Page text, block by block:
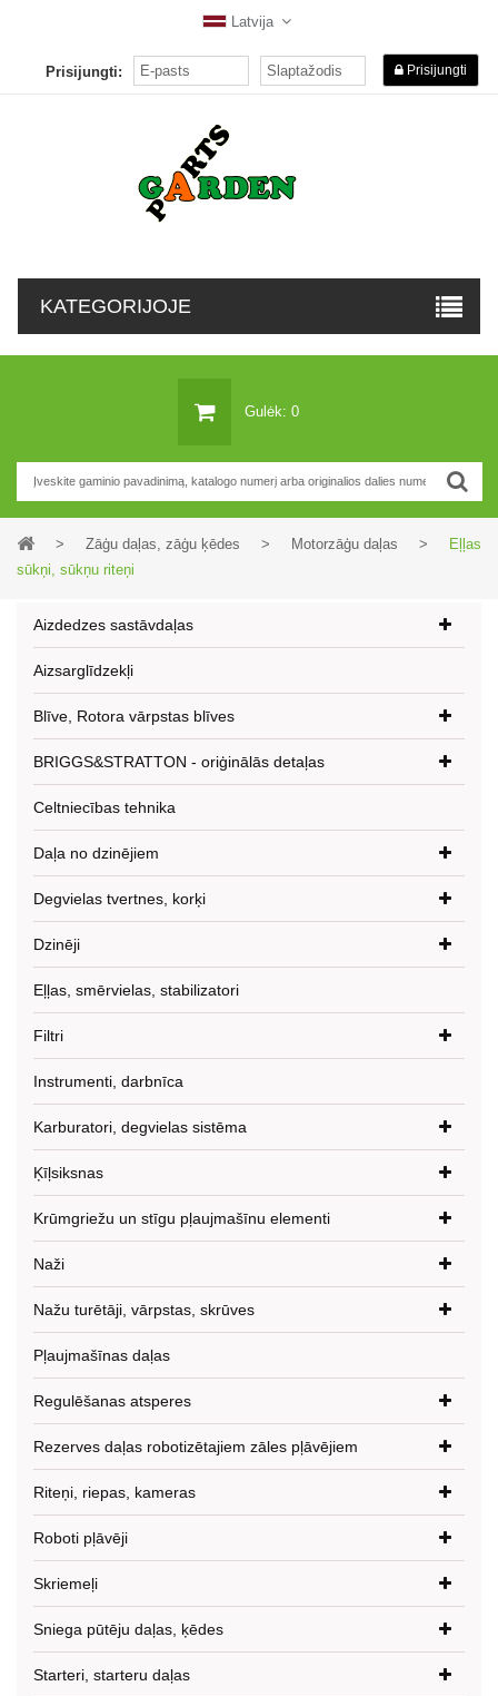
Latvija
Prisijungti: Prisijungti
KATEGORIJOJE
Gulėk: 0
> Zāģu daļas, zāģu ķēdes > Motorzāģu daļas >
Eļļas
sūkņi, sūkņu riteņi
Aizdedzes sastāvdaļas
Aizsarglīdzekļi
Blīve, Rotora vārpstas blīves
BRIGGS&STRATTON - oriģinālās detaļas
Celtniecības tehnika
Daļa no dzinējiem
Degvielas tvertnes, korķi
Dzinēji
Eļļas, smērvielas, stabilizatori
Filtri
Instrumenti, darbnīca
Karburatori, degvielas sistēma
Ķīļsiksnas
Krūmgriežu un stīgu pļaujmašīnu elementi
Naži
Nažu turētāji, vārpstas, skrūves
Pļaujmašīnas daļas
Regulēšanas atsperes
Rezerves daļas robotizētajiem zāles pļāvējiem
Riteņi, riepas, kameras
Roboti pļāvēji
Skriemeļi
Sniega pūtēju daļas, ķēdes
Starteri, starteru daļas